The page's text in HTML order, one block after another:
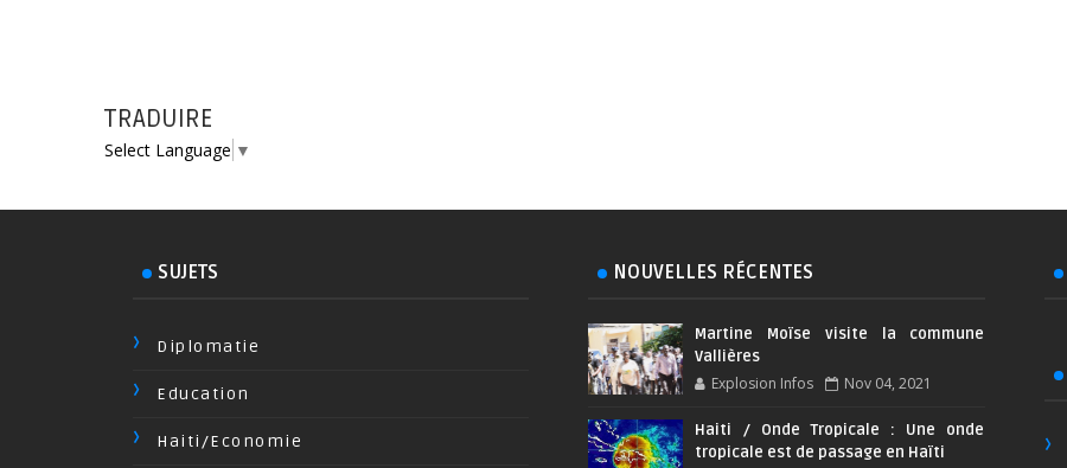
TRADUIRE
Select Language ▼
SUJETS
Diplomatie
Education
Haiti/Economie
NOUVELLES RÉCENTES
Martine Moïse visite la commune
Vallières
Explosion Infos Nov 04, 2021
Haiti / Onde Tropicale : Une onde
tropicale est de passage en Haïti